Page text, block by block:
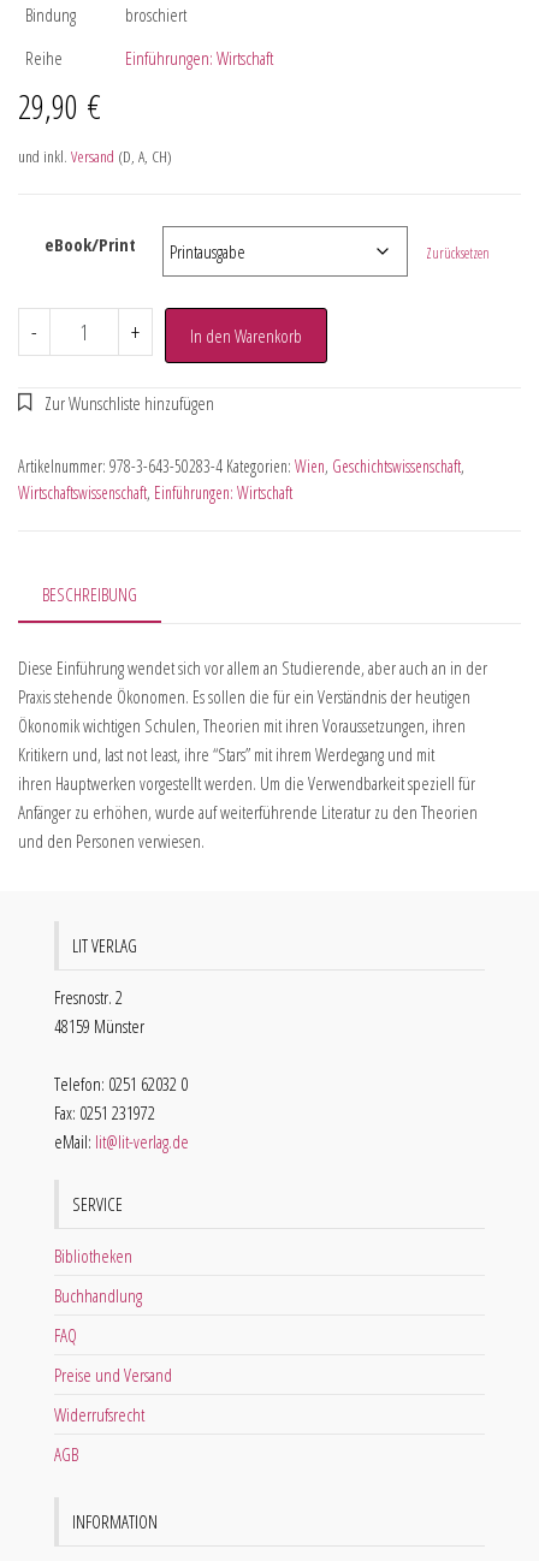
Bindung
broschiert
Reihe
Einführungen: Wirtschaft
29,90 €
und inkl. Versand (D, A, CH)
eBook/Print Zurücksetzen
- + In den Warenkorb
Artikelnummer: 978-3-643-50283-4 Kategorien: Wien, Geschichtswissenschaft,
Wirtschaftswissenschaft, Einführungen: Wirtschaft
BESCHREIBUNG
Diese Einführung wendet sich vor allem an Studierende, aber auch an in der
Praxis stehende Ökonomen. Es sollen die für ein Verständnis der heutigen
Ökonomik wichtigen Schulen, Theorien mit ihren Voraussetzungen, ihren
Kritikern und, last not least, ihre “Stars” mit ihrem Werdegang und mit
ihren Hauptwerken vorgestellt werden. Um die Verwendbarkeit speziell für
Anfänger zu erhöhen, wurde auf weiterführende Literatur zu den Theorien
und den Personen verwiesen.
LIT VERLAG
Fresnostr. 2
48159 Münster
Telefon: 0251 62032 0
Fax: 0251 231972
eMail: lit@lit-verlag.de
SERVICE
Bibliotheken
Buchhandlung
FAQ
Preise und Versand
Widerrufsrecht
AGB
INFORMATION